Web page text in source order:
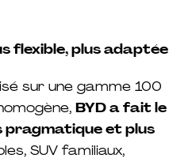
flexible, plus adaptée
sur une gamme 100
BYD a fait le
pragmatique et plus
SUV familiaux,